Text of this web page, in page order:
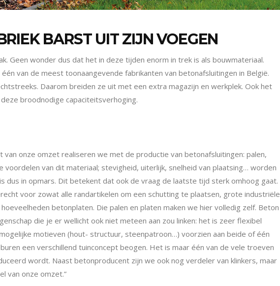
BARST UIT ZIJN VOEGEN
Geen wonder dus dat het in deze tijden enorm in trek is als bouwmateriaal.
van de meest toonaangevende fabrikanten van betonafsluitingen in België.
Daarom breiden ze uit met een extra magazijn en werkplek. Ook het
broodnodige capaciteitsverhoging.
van onze omzet realiseren we met de productie van betonafsluitingen: palen,
voordelen van dit materiaal; stevigheid, uiterlijk, snelheid van plaatsing… worden
dus in opmars. Dit betekent dat ook de vraag de laatste tijd sterk omhoog gaat.
voor zowat alle randartikelen om een schutting te plaatsen, grote industriële
betonplaten. Die palen en platen maken we hier volledig zelf. Beton
die je er wellicht ook niet meteen aan zou linken: het is zeer flexibel
motieven (hout- structuur, steenpatroon…) voorzien aan beide of één
een verschillend tuinconcept beogen. Het is maar één van de vele troeven
wordt. Naast betonproducent zijn we ook nog verdeler van klinkers, maar
van onze omzet.”